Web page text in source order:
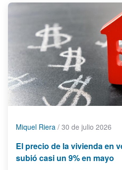
Miquel Riera / 30 de julio 2026
El precio de la vivienda en
subió casi un 9% en mayo